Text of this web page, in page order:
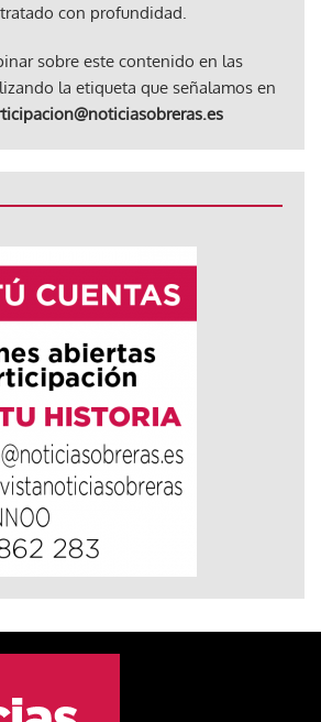
con profundidad.
sobre este contenido en las
la etiqueta que señalamos en